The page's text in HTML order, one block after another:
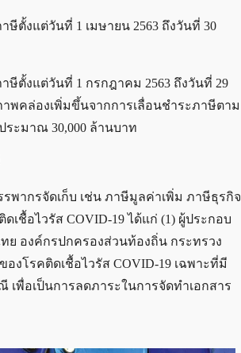
ตั้งแต่วันที่ 1 เมษายน 2563 ถึงวันที่ 30
ตั้งแต่วันที่ 1 กรกฎาคม 2563 ถึงวันที่ 29
พคล่องเพิ่มขึ้นจากการเลื่อนชำระภาษีตาม
ระมาณ 30,000 ล้านบาท
พากรจัดเก็บ เช่น ภาษีมูลค่าเพิ่ม ภาษีธุรกิจ
ชื้อไวรัส COVID-19 ได้แก่ (1) ผู้ประกอบ
ย องค์กรปกครองส่วนท้องถิ่น กระทรวง
งโรคติดเชื้อไวรัส COVID-19 เฉพาะที่มี
เพื่อเป็นการลดภาระในการจัดทำเอกสาร